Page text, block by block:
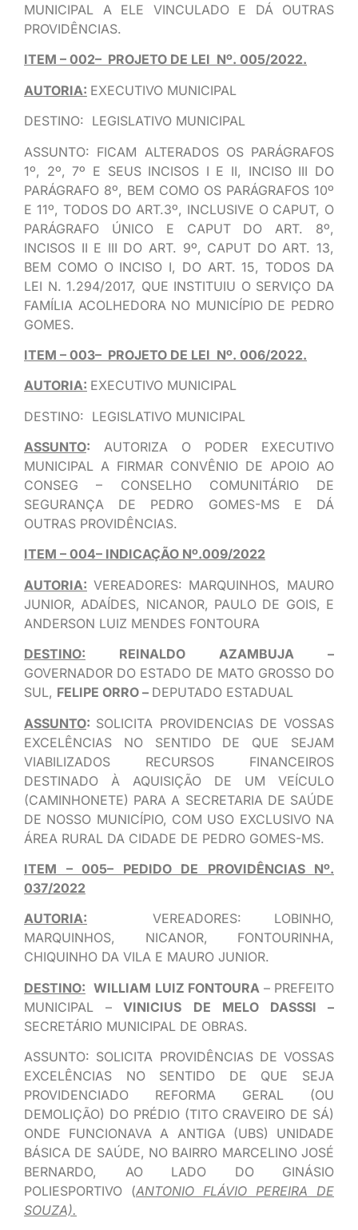
MUNICIPAL A ELE VINCULADO E DÁ OUTRAS
PROVIDÊNCIAS.
ITEM – 002– PROJETO DE LEI Nº. 005/2022.
AUTORIA: EXECUTIVO MUNICIPAL
DESTINO: LEGISLATIVO MUNICIPAL
ASSUNTO: FICAM ALTERADOS OS PARÁGRAFOS
1º, 2º, 7º E SEUS INCISOS I E II, INCISO III DO
PARÁGRAFO 8º, BEM COMO OS PARÁGRAFOS 10º
E 11º, TODOS DO ART.3º, INCLUSIVE O CAPUT, O
PARÁGRAFO ÚNICO E CAPUT DO ART. 8º,
INCISOS II E III DO ART. 9º, CAPUT DO ART. 13,
BEM COMO O INCISO I, DO ART. 15, TODOS DA
LEI N. 1.294/2017, QUE INSTITUIU O SERVIÇO DA
FAMÍLIA ACOLHEDORA NO MUNICÍPIO DE PEDRO
GOMES.
ITEM – 003– PROJETO DE LEI Nº. 006/2022.
AUTORIA: EXECUTIVO MUNICIPAL
DESTINO: LEGISLATIVO MUNICIPAL
ASSUNTO: AUTORIZA O PODER EXECUTIVO
MUNICIPAL A FIRMAR CONVÊNIO DE APOIO AO
CONSEG – CONSELHO COMUNITÁRIO DE
SEGURANÇA DE PEDRO GOMES-MS E DÁ
OUTRAS PROVIDÊNCIAS.
ITEM – 004– INDICAÇÃO Nº.009/2022
AUTORIA: VEREADORES: MARQUINHOS, MAURO
JUNIOR, ADAÍDES, NICANOR, PAULO DE GOIS, E
ANDERSON LUIZ MENDES FONTOURA
DESTINO:
REINALDO AZAMBUJA –
GOVERNADOR DO ESTADO DE MATO GROSSO DO
SUL, FELIPE ORRO – DEPUTADO ESTADUAL
ASSUNTO: SOLICITA PROVIDENCIAS DE VOSSAS
EXCELÊNCIAS NO SENTIDO DE QUE SEJAM
VIABILIZADOS RECURSOS FINANCEIROS
DESTINADO À AQUISIÇÃO DE UM VEÍCULO
(CAMINHONETE) PARA A SECRETARIA DE SAÚDE
DE NOSSO MUNICÍPIO, COM USO EXCLUSIVO NA
ÁREA RURAL DA CIDADE DE PEDRO GOMES-MS.
ITEM – 005– PEDIDO DE PROVIDÊNCIAS Nº.
037/2022
AUTORIA:
VEREADORES: LOBINHO,
MARQUINHOS, NICANOR, FONTOURINHA,
CHIQUINHO DA VILA E MAURO JUNIOR.
DESTINO: WILLIAM LUIZ FONTOURA – PREFEITO
MUNICIPAL – VINICIUS DE MELO DASSSI –
SECRETÁRIO MUNICIPAL DE OBRAS.
ASSUNTO: SOLICITA PROVIDÊNCIAS DE VOSSAS
EXCELÊNCIAS NO SENTIDO DE QUE SEJA
PROVIDENCIADO REFORMA GERAL (OU
DEMOLIÇÃO) DO PRÉDIO (TITO CRAVEIRO DE SÁ)
ONDE FUNCIONAVA A ANTIGA (UBS) UNIDADE
BÁSICA DE SAÚDE, NO BAIRRO MARCELINO JOSÉ
BERNARDO, AO LADO DO GINÁSIO
POLIESPORTIVO (ANTONIO FLÁVIO PEREIRA DE
SOUZA).